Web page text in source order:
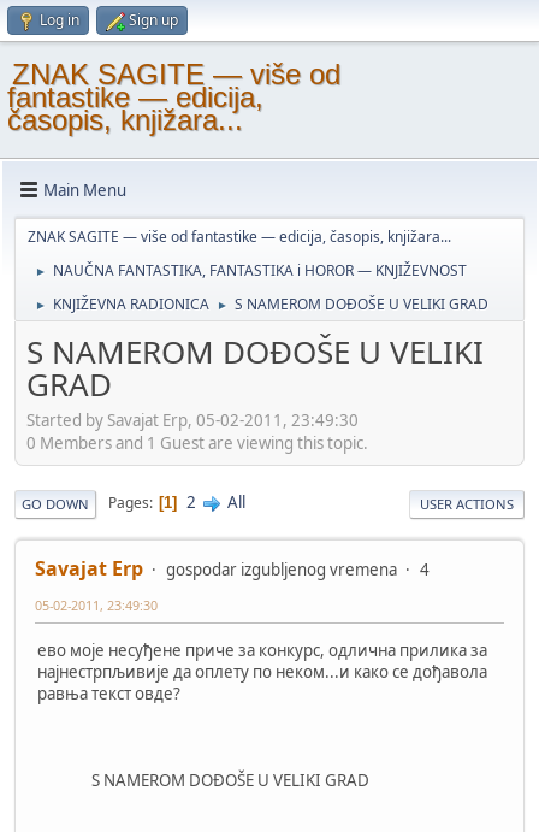
Log in Sign up
ZNAK SAGITE — više od
fantastike — edicija,
časopis, knjižara...
Main Menu
ZNAK SAGITE — više od fantastike — edicija, časopis, knjižara...
► NAUČNA FANTASTIKA, FANTASTIKA i HOROR — KNJIŽEVNOST
► KNJIŽEVNA RADIONICA ► S NAMEROM DOĐOŠE U VELIKI GRAD
S NAMEROM DOĐOŠE U VELIKI
GRAD
Started by Savajat Erp, 05-02-2011, 23:49:30
0 Members and 1 Guest are viewing this topic.
GO DOWN Pages 1 2 All USER ACTIONS
Savajat Erp gospodar izgubljenog vremena 4
05-02-2011, 23:49:30
ево моје несуђене приче за конкурс, одлична прилика за
најнестрпљивије да оплету по неком...и како се дођавола
равња текст овде?
S NAMEROM DOĐOŠE U VELIKI GRAD